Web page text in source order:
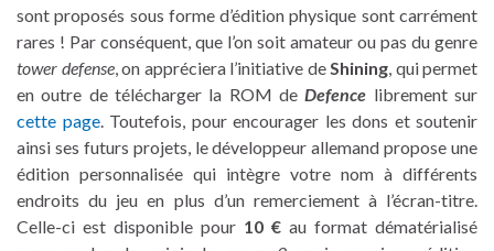
sont proposés sous forme d’édition physique sont carrément
rares ! Par conséquent, que l’on soit amateur ou pas du genre
tower defense, on appréciera l’initiative deShining, qui permet
en outre de télécharger la ROM deDefence librement sur
cette page. Toutefois, pour encourager les dons et soutenir
ainsi ses futurs projets, le développeur allemand propose une
édition personnalisée qui intègre votre nom à différents
endroits du jeu en plus d’un remerciement à l’écran-titre.
Celle-ci est disponible pour 10 € au format dématérialisé